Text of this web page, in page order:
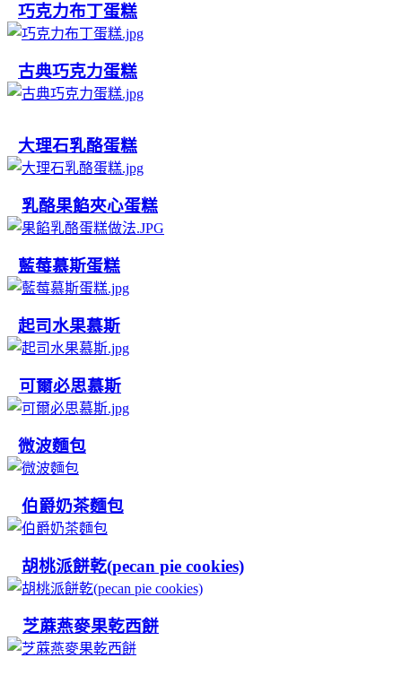
巧克力布丁蛋糕
古典巧克力蛋糕
大理石乳酪蛋糕
乳酪果餡夾心蛋糕
藍莓慕斯蛋糕
起司水果慕斯
可爾必思慕斯
微波麵包
伯爵奶茶麵包
胡桃派餅乾(pecan pie cookies)
芝蔴燕麥果乾西餅